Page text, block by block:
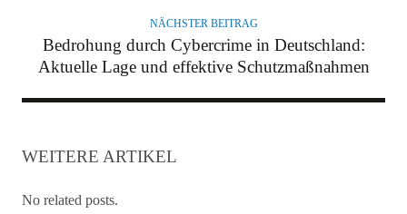
NÄCHSTER BEITRAG
Bedrohung durch Cybercrime in Deutschland:
Aktuelle Lage und effektive Schutzmaßnahmen
WEITERE ARTIKEL
No related posts.